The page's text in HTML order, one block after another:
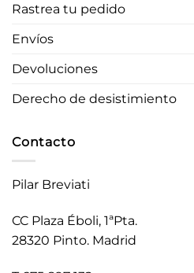
Rastrea tu pedido
Envíos
Devoluciones
Derecho de desistimiento
Contacto
Pilar Breviati
CC Plaza Éboli, 1ªPta.
28320 Pinto. Madrid